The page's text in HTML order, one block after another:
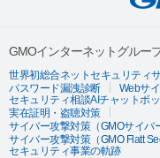
GMOインターネットグルー
世界初総合ネットセキュリティ
パスワード漏洩診断
Webサ
セキュリティ相談AIチャットボッ
実在証明・盗聴対策
サイバー攻撃対策（GMOサイバ
サイバー攻撃対策（GMO Flatt
セキュリティ事業の軌跡